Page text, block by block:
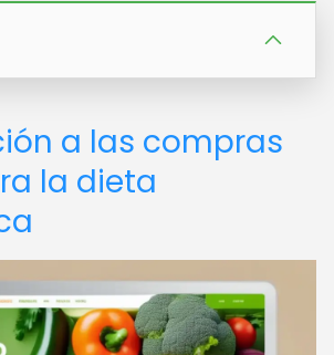
a las compras
la dieta